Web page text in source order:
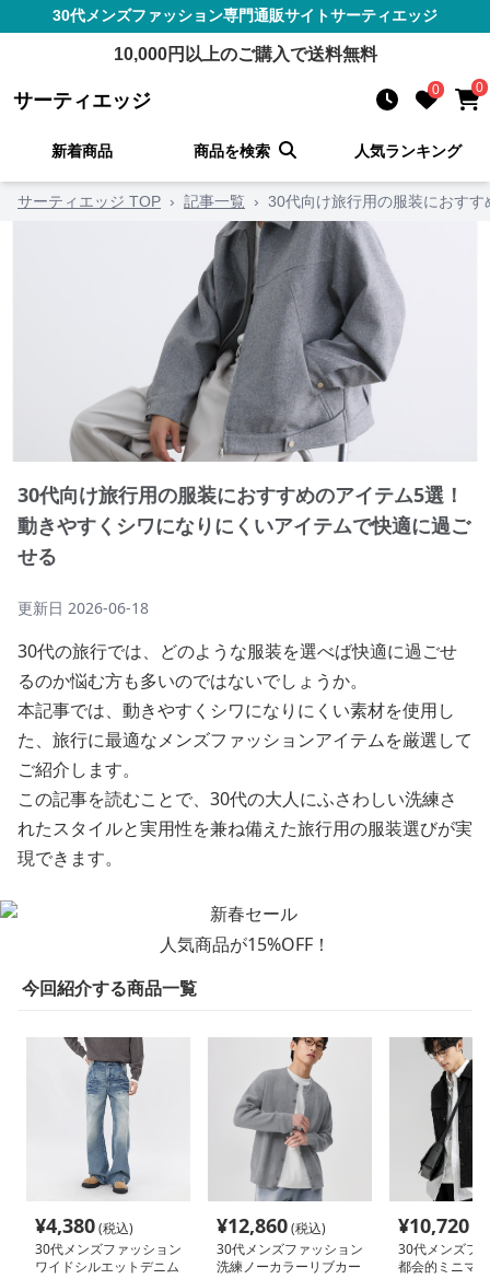
30代メンズファッション専門通販サイトサーティエッジ
10,000円以上のご購入で送料無料
サーティエッジ 0 0
新着商品 商品を検索 人気ランキング
サーティエッジ TOP › 記事一覧 › 30代向け旅行用の服装におす
30代向け旅行用の服装におすすめのアイテム5選！
動きやすくシワになりにくいアイテムで快適に過ご
せる
更新日 2026-06-18
30代の旅行では、どのような服装を選べば快適に過ごせ
るのか悩む方も多いのではないでしょうか。
本記事では、動きやすくシワになりにくい素材を使用し
た、旅行に最適なメンズファッションアイテムを厳選して
ご紹介します。
この記事を読むことで、30代の大人にふさわしい洗練さ
れたスタイルと実用性を兼ね備えた旅行用の服装選びが実
現できます。
人気商品が15%OFF！
今回紹介する商品一覧
¥4,380(税込)
30代メンズファッション
ワイドシルエットデニム
¥12,860(税込)
30代メンズファッション
洗練ノーカラーリブカー
¥10,720
30代メンズフ
都会的ミニマ